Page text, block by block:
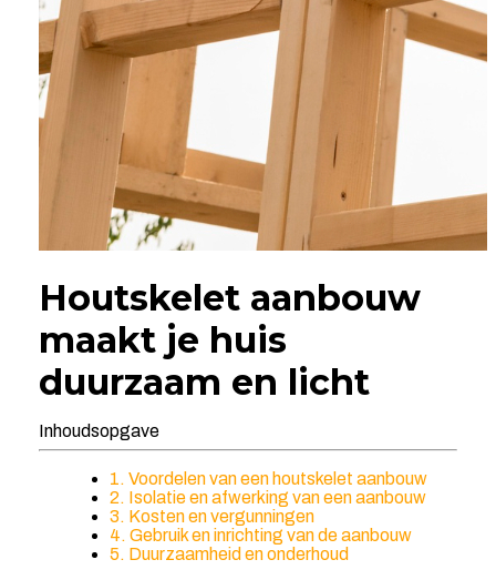
Houtskelet aanbouw
maakt je huis
duurzaam en licht
Inhoudsopgave
1. Voordelen van een houtskelet aanbouw
2. Isolatie en afwerking van een aanbouw
3. Kosten en vergunningen
4. Gebruik en inrichting van de aanbouw
5. Duurzaamheid en onderhoud